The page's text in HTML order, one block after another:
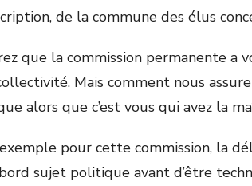
de la commune des élus
que la commission permanente a
Mais comment nous
alors que c’est vous qui avez la
pour cette commission, la
sujet politique avant d’être